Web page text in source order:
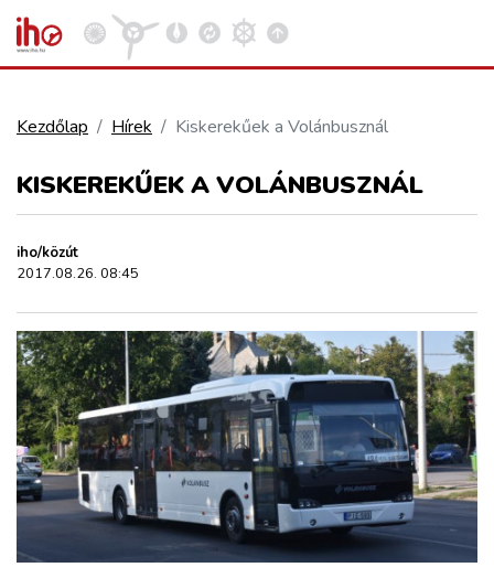
KÖZLEKEDÉSFEJLESZTÉS
ELLÁTÁSI LÁNC
ZÖLDÚT
HAJÓZÁS
Kezdőlap Hírek Kiskerekűek a Volánbusznál
KISKEREKŰEK A VOLÁNBUSZNÁL
iho/közút
2017.08.26. 08:45